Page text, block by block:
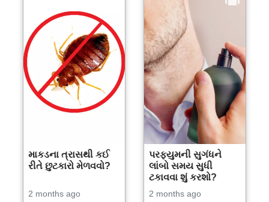
માકડના ત્રાસથી કઈ
રીતે છુટકારો મેળવવો?
2 months ago
પરફ્યુમની સુગંધને
લાંબો સમય સુધી
ટકાવવા શું કરશો?
2 months ago